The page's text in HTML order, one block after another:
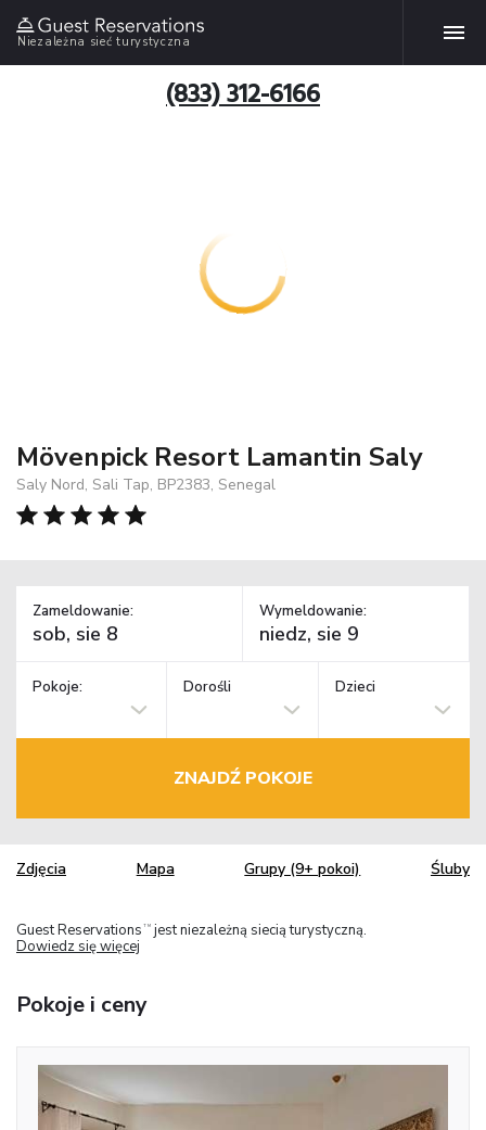
Niezależna sieć turystyczna
(833) 312-6166
Mövenpick Resort Lamantin Saly
Saly Nord, Sali Tap, BP2383, Senegal
Zameldowanie: Wymeldowanie:
Pokoje: Dorośli Dzieci
ZNAJDŹ POKOJE
Zdjęcia Mapa Grupy (9+ pokoi) Śluby
Guest Reservations TM jest niezależną siecią turystyczną.
Dowiedz się więcej
Pokoje i ceny